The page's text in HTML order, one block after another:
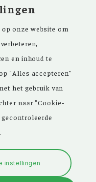
Sinds de
inspirerende
en meer dan
een
onze website om
en inhoud te
"Alles accepteren"
het gebruik van
naar "Cookie-
instellingen